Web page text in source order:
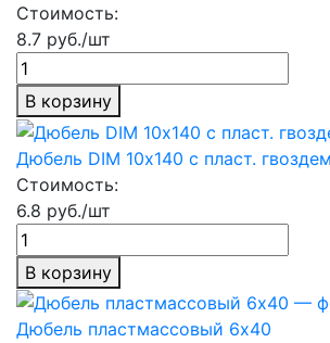
Стоимость:
8.7 руб./шт
В корзину
Дюбель DIM 10х140 с пласт. гвоздем
Стоимость:
6.8 руб./шт
В корзину
Дюбель пластмассовый 6х40